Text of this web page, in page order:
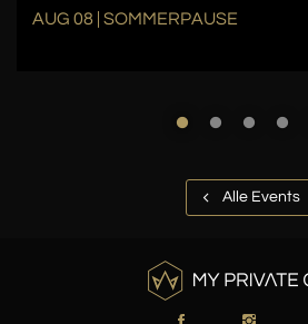
AUG 08 | SOMMERPAUSE
Alle Events